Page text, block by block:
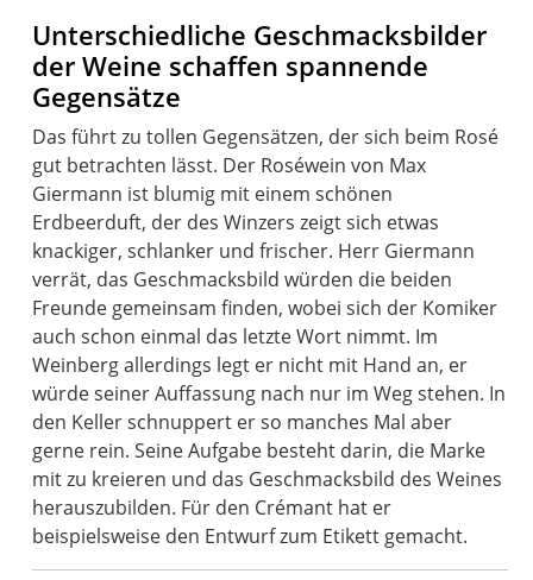
Unterschiedliche Geschmacksbilder
der Weine schaffen spannende
Gegensätze
Das führt zu tollen Gegensätzen, der sich beim Rosé
gut betrachten lässt. Der Roséwein von Max
Giermann ist blumig mit einem schönen
Erdbeerduft, der des Winzers zeigt sich etwas
knackiger, schlanker und frischer. Herr Giermann
verrät, das Geschmacksbild würden die beiden
Freunde gemeinsam finden, wobei sich der Komiker
auch schon einmal das letzte Wort nimmt. Im
Weinberg allerdings legt er nicht mit Hand an, er
würde seiner Auffassung nach nur im Weg stehen. In
den Keller schnuppert er so manches Mal aber
gerne rein. Seine Aufgabe besteht darin, die Marke
mit zu kreieren und das Geschmacksbild des Weines
herauszubilden. Für den Crémant hat er
beispielsweise den Entwurf zum Etikett gemacht.